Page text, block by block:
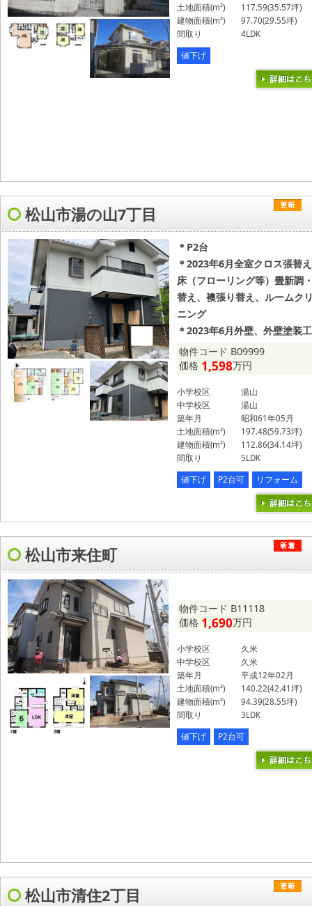
土地面積(m²)
117.59(35.57坪)
建物面積(m²)
97.70(29.55坪)
間取り
4LDK
値下げ
松山市湯の山7丁目
＊P2台
＊2023年6月全室クロス張替
床（フローリング等）畳新調
替え、襖張り替え、ルームク
ニング
＊2023年6月外壁、外壁塗装
物件コード B09999
価格 1,598万円
小学校区
湯山
中学校区
湯山
築年月
昭和61年05月
土地面積(m²)
197.48(59.73坪)
建物面積(m²)
112.86(34.14坪)
間取り
5LDK
値下げ P2台可 リフォーム
松山市来住町
物件コード B11118
価格 1,690万円
小学校区
久米
中学校区
久米
築年月
平成12年02月
土地面積(m²)
140.22(42.41坪)
建物面積(m²)
94.39(28.55坪)
間取り
3LDK
値下げ P2台可
松山市清住2丁目